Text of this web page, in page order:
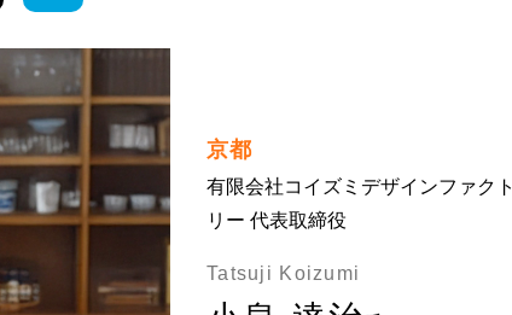
京都
有限会社コイズミデザインファクト
リー 代表取締役
Tatsuji Koizumi